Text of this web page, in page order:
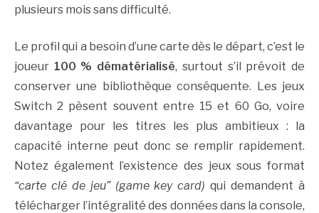
plusieurs mois sans difficulté.
Le profil qui a besoin d’une carte dès le départ, c’est le
joueur 100 % dématérialisé, surtout s’il prévoit de
conserver une bibliothèque conséquente. Les jeux
Switch 2 pèsent souvent entre 15 et 60 Go, voire
davantage pour les titres les plus ambitieux : la
capacité interne peut donc se remplir rapidement.
Notez également l’existence des jeux sous format
“carte clé de jeu” (game key card)qui demandent à
télécharger l’intégralité des données dans la console,